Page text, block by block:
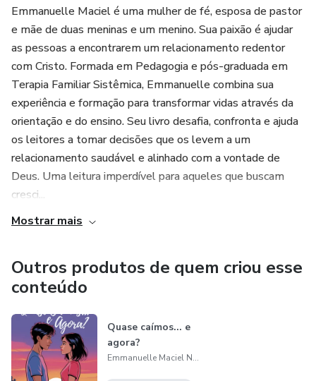
Emmanuelle Maciel é uma mulher de fé, esposa de pastor
e mãe de duas meninas e um menino. Sua paixão é ajudar
as pessoas a encontrarem um relacionamento redentor
com Cristo. Formada em Pedagogia e pós-graduada em
Terapia Familiar Sistêmica, Emmanuelle combina sua
experiência e formação para transformar vidas através da
orientação e do ensino. Seu livro desafia, confronta e ajuda
os leitores a tomar decisões que os levem a um
relacionamento saudável e alinhado com a vontade de
Deus. Uma leitura imperdível para aqueles que buscam
cresci...
Mostrar mais
Outros produtos de quem criou esse
conteúdo
Quase caímos... e
agora?
Emmanuelle Maciel Nunes da Silva